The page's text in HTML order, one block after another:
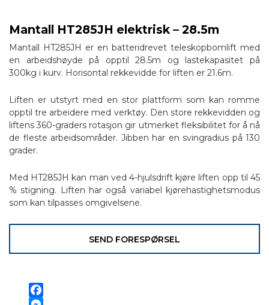
Mantall HT285JH elektrisk – 28.5m
Mantall HT285JH er en batteridrevet teleskopbomlift med
en arbeidshøyde på opptil 28.5m og lastekapasitet på
300kg i kurv. Horisontal rekkevidde for liften er 21.6m.
Liften er utstyrt med en stor plattform som kan romme
opptil tre arbeidere med verktøy. Den store rekkevidden og
liftens 360-graders rotasjon gir utmerket fleksibilitet for å nå
de fleste arbeidsområder. Jibben har en svingradius på 130
grader.
Med HT285JH kan man ved 4-hjulsdrift kjøre liften opp til 45
% stigning. Liften har også variabel kjørehastighetsmodus
som kan tilpasses omgivelsene.
SEND FORESPØRSEL
Facebook